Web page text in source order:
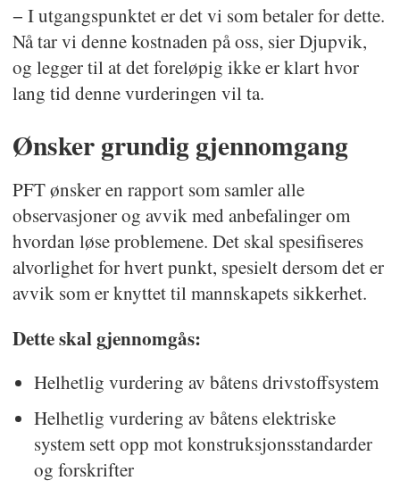
− I utgangspunktet er det vi som betaler for dette.
Nå tar vi denne kostnaden på oss, sier Djupvik,
og legger til at det foreløpig ikke er klart hvor
lang tid denne vurderingen vil ta.
Ønsker grundig gjennomgang
PFT ønsker en rapport som samler alle
observasjoner og avvik med anbefalinger om
hvordan løse problemene. Det skal spesifiseres
alvorlighet for hvert punkt, spesielt dersom det er
avvik som er knyttet til mannskapets sikkerhet.
Dette skal gjennomgås:
Helhetlig vurdering av båtens drivstoffsystem
Helhetlig vurdering av båtens elektriske
system sett opp mot konstruksjonsstandarder
og forskrifter